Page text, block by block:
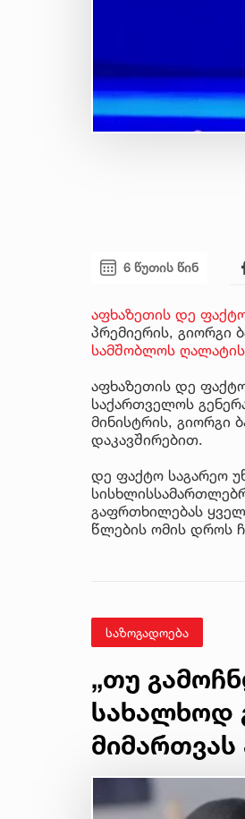
6 წუთის წინ
აფხაზეთის დე
პრემიერის, გიორგი
სამშობლოს
აფხაზეთის დე
საქართველოს
მინისტრის, გიორგი
დაკავშირებით.
დე ფაქტო საგარეო
გაფრთხილებას
წლების ომის დროს
საზოგადოება
„თუ
სახალხოდ